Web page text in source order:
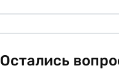
Остались